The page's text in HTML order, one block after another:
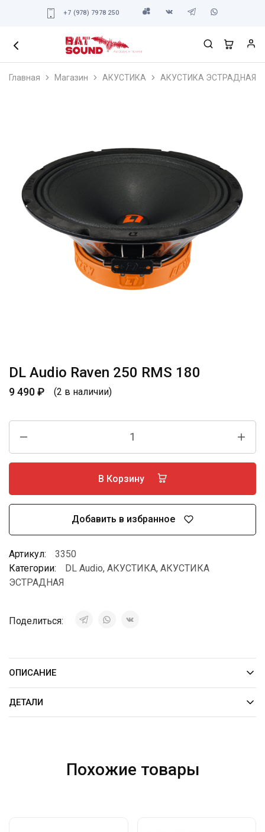
+7 (978) 7978 250
Главная Магазин АКУСТИКА АКУСТИКА ЭСТРАДНАЯ
DL Audio Raven 250 RMS 180
9 490₽ (2 в наличии)
В Корзину
Добавить в избранное
Артикул:
3350
Категории:
DL Audio, АКУСТИКА, АКУСТИКА
ЭСТРАДНАЯ
Поделиться:
ОПИСАНИЕ
ДЕТАЛИ
Похожие товары